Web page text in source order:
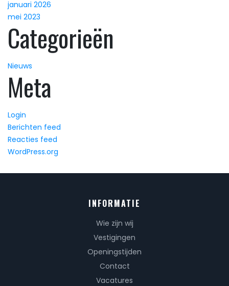
januari 2026
mei 2023
Categorieën
Nieuws
Meta
Login
Berichten feed
Reacties feed
WordPress.org
INFORMATIE
Wie zijn wij
Vestigingen
Openingstijden
Contact
Vacatures